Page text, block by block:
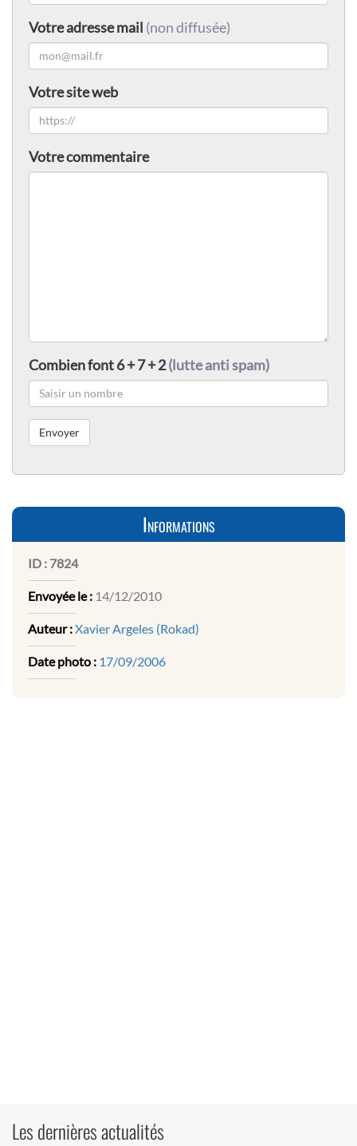
Votre adresse mail (non diffusée)
Votre site web
Votre commentaire
Combien font 6 + 7 + 2(lutte anti spam)
Informations
ID : 7824
Envoyée le : 14/12/2010
Auteur :Xavier Argeles (Rokad)
Date photo : 17/09/2006
Les dernières actualités